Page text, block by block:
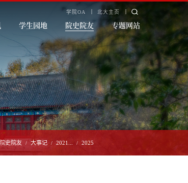
学院OA 北大主页
学生园地 院史院友 专题网站
院史院友 / 大事记 / 2021... / 2025